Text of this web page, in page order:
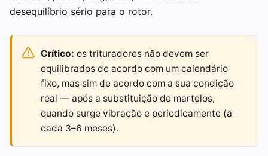
desequilíbrio sério para o rotor.
Crítico: os trituradores não devem ser
equilibrados de acordo com um calendário
fixo, mas sim de acordo com a sua condição
real — após a substituição de martelos,
quando surge vibração e periodicamente (a
cada 3–6 meses).